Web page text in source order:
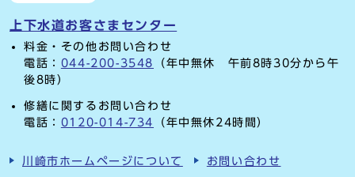
上下水道お客さまセンター
料金・その他お問い合わせ
電話： 044-200-3548
（年中無休 午前8時30分から午
後8時）
修繕に関するお問い合わせ
電話： 0120-014-734 （年中無休24時間）
川崎市ホームページについて お問い合わせ